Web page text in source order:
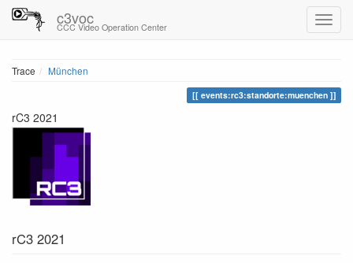
c3voc
CCC Video Operation Center
Trace München
events:rc3:standorte:muenchen
rC3 2021
rC3 2021